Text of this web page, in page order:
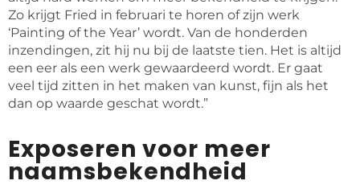
Zo krijgt Fried in februari te horen of zijn werk
‘Painting of the Year’ wordt. Van de honderden
inzendingen, zit hij nu bij de laatste tien. Het is altijd
een eer als een werk gewaardeerd wordt. Er gaat
veel tijd zitten in het maken van kunst, fijn als het
dan op waarde geschat wordt.”
Exposeren voor meer
naamsbekendheid